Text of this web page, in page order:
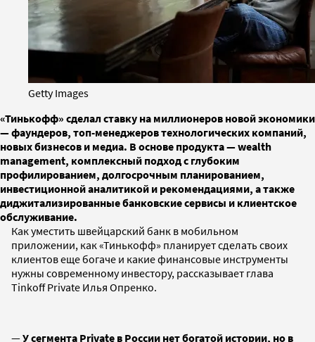
Getty Images
«Тинькофф» сделал ставку на миллионеров новой экономики
— фаундеров, топ-менеджеров технологических компаний,
новых бизнесов и медиа. В основе продукта — wealth
management, комплексный подход с глубоким
профилированием, долгосрочным планированием,
инвестиционной аналитикой и рекомендациями, а также
диджитализированные банковские сервисы и клиентское
обслуживание.
Как уместить швейцарский банк в мобильном
приложении, как «Тинькофф» планирует сделать своих
клиентов еще богаче и какие финансовые инструменты
нужны современному инвестору, рассказывает глава
Tinkoff Private Илья Опренко.
—У сегмента Private в России нет богатой истории, но в